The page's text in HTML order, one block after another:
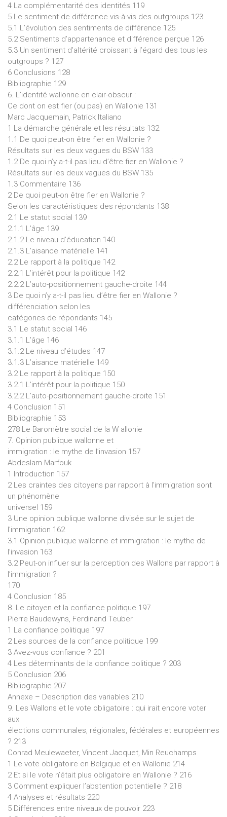
4 La complémentarité des identités 119
5 Le sentiment de différence vis-à-vis des outgroups 123
5.1 L’évolution des sentiments de différence 125
5.2 Sentiments d’appartenance et différence perçue 126
5.3 Un sentiment d’altérité croissant à l’égard des tous les
outgroups ? 127
6 Conclusions 128
Bibliographie 129
6. L’identité wallonne en clair-obscur :
Ce dont on est fier (ou pas) en Wallonie 131
Marc Jacquemain, Patrick Italiano
1 La démarche générale et les résultats 132
1.1 De quoi peut-on être fier en Wallonie ?
Résultats sur les deux vagues du BSW 133
1.2 De quoi n’y a-t-il pas lieu d’être fier en Wallonie ?
Résultats sur les deux vagues du BSW 135
1.3 Commentaire 136
2 De quoi peut-on être fier en Wallonie ?
Selon les caractéristiques des répondants 138
2.1 Le statut social 139
2.1.1 L’âge 139
2.1.2 Le niveau d’éducation 140
2.1.3 L’aisance matérielle 141
2.2 Le rapport à la politique 142
2.2.1 L’intérêt pour la politique 142
2.2.2 L’auto-positionnement gauche-droite 144
3 De quoi n’y a-t-il pas lieu d’être fier en Wallonie ?
différenciation selon les
catégories de répondants 145
3.1 Le statut social 146
3.1.1 L’âge 146
3.1.2 Le niveau d’études 147
3.1.3 L’aisance matérielle 149
3.2 Le rapport à la politique 150
3.2.1 L’intérêt pour la politique 150
3.2.2 L’auto-positionnement gauche-droite 151
4 Conclusion 151
Bibliographie 153
278 Le Baromètre social de la W allonie
7. Opinion publique wallonne et
immigration : le mythe de l’invasion 157
Abdeslam Marfouk
1 Introduction 157
2 Les craintes des citoyens par rapport à l’immigration sont
un phénomène
universel 159
3 Une opinion publique wallonne divisée sur le sujet de
l’immigration 162
3.1 Opinion publique wallonne et immigration : le mythe de
l’invasion 163
3.2 Peut-on influer sur la perception des Wallons par rapport à
l’immigration ?
170
4 Conclusion 185
8. Le citoyen et la confiance politique 197
Pierre Baudewyns, Ferdinand Teuber
1 La confiance politique 197
2 Les sources de la confiance politique 199
3 Avez-vous confiance ? 201
4 Les déterminants de la confiance politique ? 203
5 Conclusion 206
Bibliographie 207
Annexe – Description des variables 210
9. Les Wallons et le vote obligatoire : qui irait encore voter
aux
élections communales, régionales, fédérales et européennes
? 213
Conrad Meulewaeter, Vincent Jacquet, Min Reuchamps
1 Le vote obligatoire en Belgique et en Wallonie 214
2 Et si le vote n’était plus obligatoire en Wallonie ? 216
3 Comment expliquer l’abstention potentielle ? 218
4 Analyses et résultats 220
5 Différences entre niveaux de pouvoir 223